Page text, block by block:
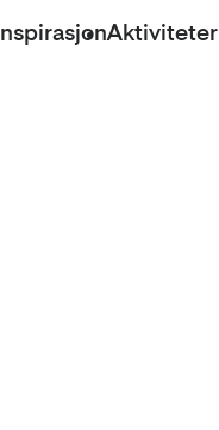
InspirasjonAktiviteter